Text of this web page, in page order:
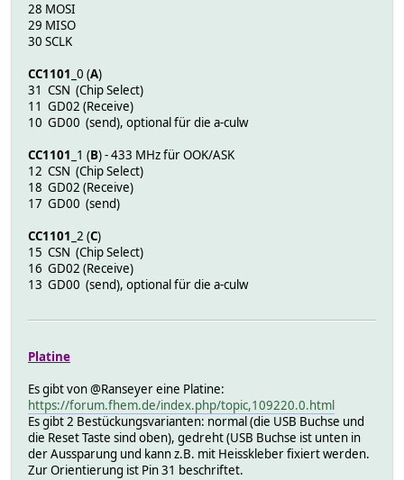
28 MOSI
29 MISO
30 SCLK
CC1101 _0 (A)
31 CSN (Chip Select)
11 GD02 (Receive)
10 GD00 (send), optional für die a-culw
CC1101 _1 (B) - 433 MHz für OOK/ASK
12 CSN (Chip Select)
18 GD02 (Receive)
17 GD00 (send)
CC1101 _2 (C)
15 CSN (Chip Select)
16 GD02 (Receive)
13 GD00 (send), optional für die a-culw
Platine
Es gibt von @Ranseyer eine Platine:
https://forum.fhem.de/index.php/topic,109220.0.html
Es gibt 2 Bestückungsvarianten: normal (die USB Buchse und
die Reset Taste sind oben), gedreht (USB Buchse ist unten in
der Aussparung und kann z.B. mit Heisskleber fixiert werden.
Zur Orientierung ist Pin 31 beschriftet.